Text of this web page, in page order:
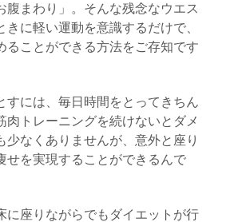
腹まわり」。そんな残念なウエス
きに軽い運動を意識するだけで、
ることができる方法をご存知です
すには、毎日時間をとってきちん
肉トレーニングを続けないとダメ
少なくありませんが、意外と座り
せを実現することができるんで
に座りながらでもダイエットが行